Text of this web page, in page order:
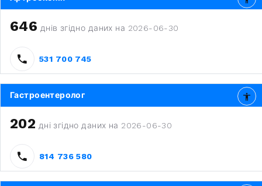
646 днів згідно даних на 2026-06-30
531 700 745
Гастроентеролог
202 дні згідно даних на 2026-06-30
814 736 580